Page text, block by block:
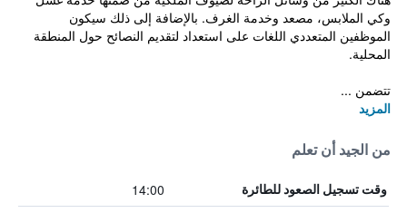
وكي الملابس، مصعد وخدمة الغرف. بالإضافة إلى ذلك سيكون
الموظفين المتعددي اللغات على استعداد لتقديم النصائح حول المنطقة
المحلية.
تتضمن ...
المزيد
من الجيد أن تعلم
وقت تسجيل الصعود للطائرة 14:00